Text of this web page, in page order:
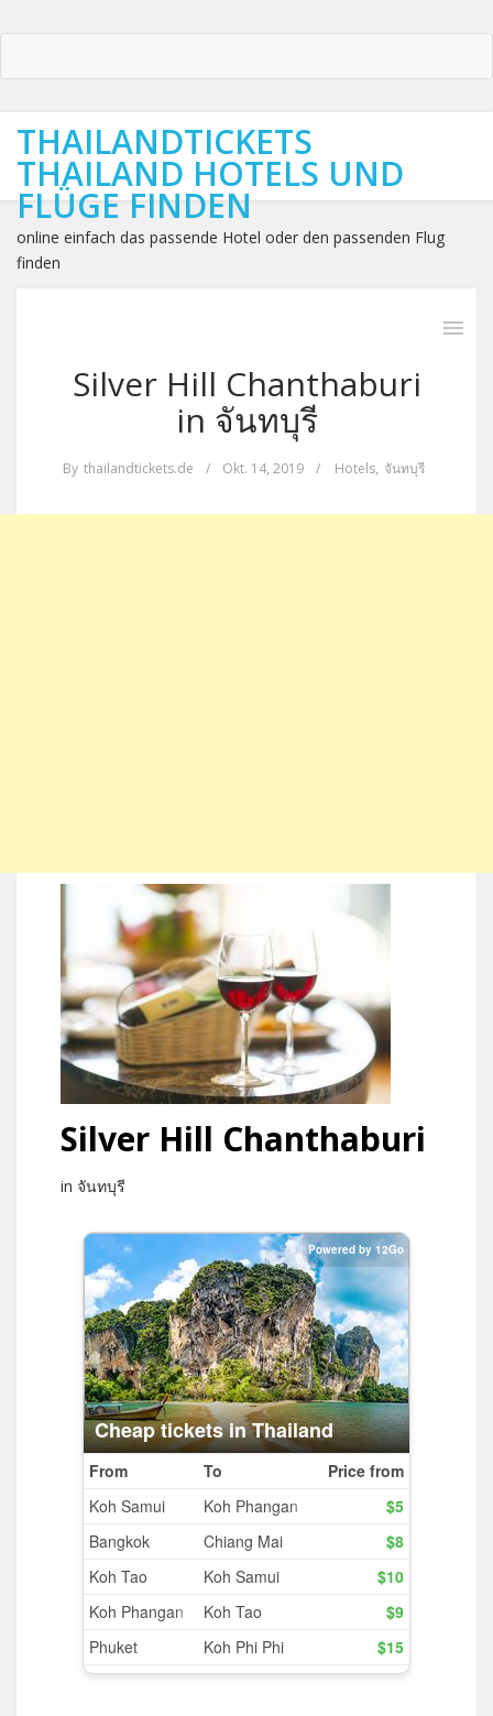
THAILANDTICKETS
THAILAND HOTELS UND
FLÜGE FINDEN
online einfach das passende Hotel oder den passenden Flug
finden
Silver Hill Chanthaburi
in จันทบุรี
By thailandtickets.de / Okt. 14, 2019 / Hotels, จันทบุรี
Silver Hill Chanthaburi
in จันทบุรี